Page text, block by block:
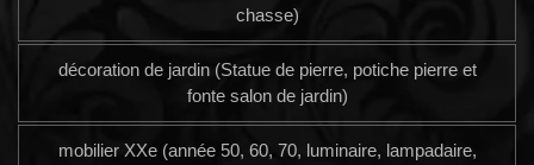
chasse)
décoration de jardin (Statue de pierre, potiche pierre et
fonte salon de jardin)
mobilier XXe (année 50, 60, 70, luminaire, lampadaire,